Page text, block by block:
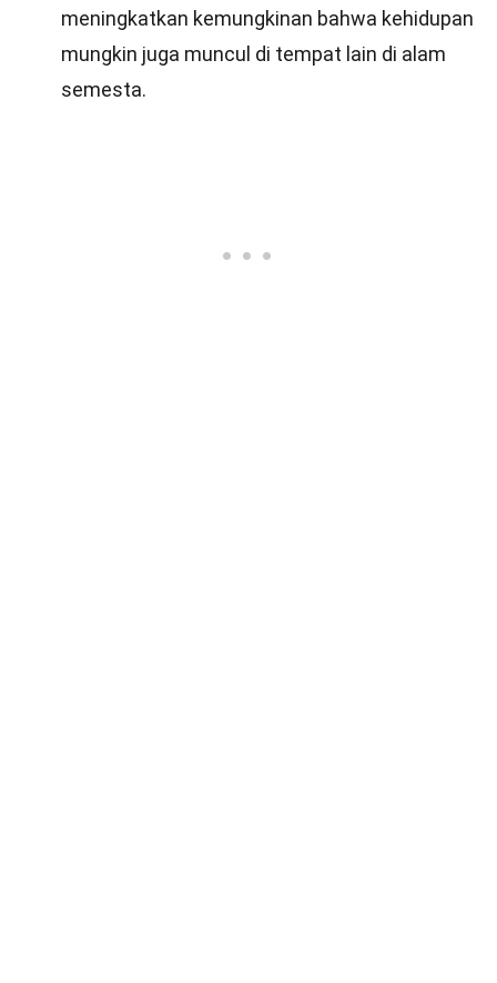
meningkatkan kemungkinan bahwa kehidupan
mungkin juga muncul di tempat lain di alam
semesta.